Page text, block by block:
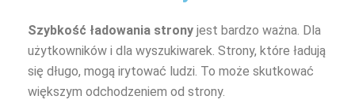
Szybkość ładowania stronyjest bardzo ważna. Dla
użytkowników i dla wyszukiwarek. Strony, które ładują
się długo, mogą irytować ludzi. To może skutkować
większym odchodzeniem od strony.